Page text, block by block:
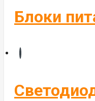
Блоки